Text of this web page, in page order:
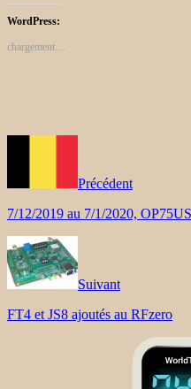
WordPress:
chargement…
Précédent
7/12/2019 au 7/1/2020,
Suivant
FT4 et JS8 ajoutés au RFzero